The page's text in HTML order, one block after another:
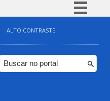
Simplifique!
Comunica BR
Participe
ALTO CONTRASTE